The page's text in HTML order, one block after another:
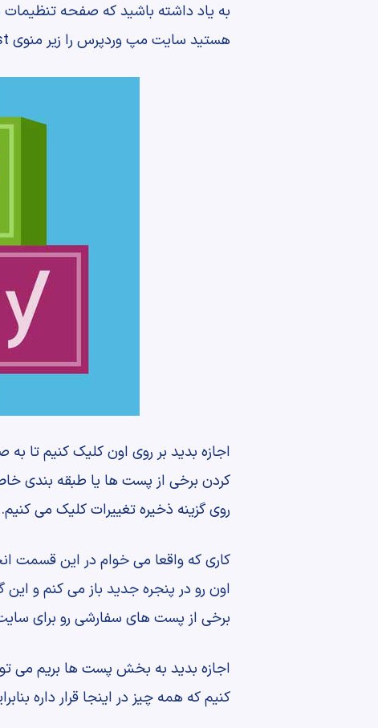
به یاد داشته باشید که صفحه
هستید سایت مپ وردپرس را زیر منوی Seo yoast ببینید.
اجازه بدید بر روی اون کلیک کنیم تا
کردن برخی از پست ها یا طبقه بندی
روی گزینه ذخیره تغییرات کلیک می کنیم.
اون رو در پنجره جدید باز می کنم و
برخی از پست های سفارشی رو برای
اجازه بدید به بخش پست ها بریم می
کنیم که همه چیز در اینجا قرار داره